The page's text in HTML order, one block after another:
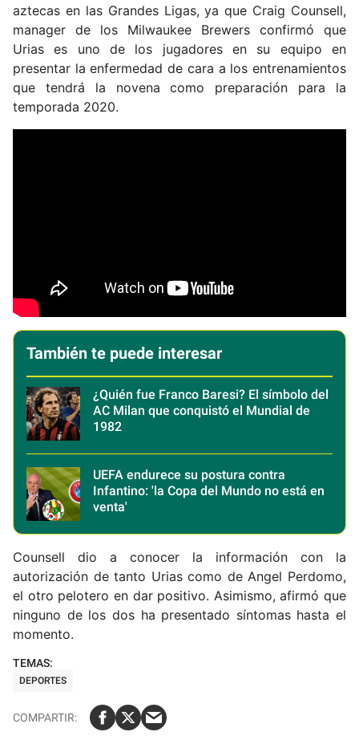
aztecas en las Grandes Ligas, ya que Craig Counsell,
manager de los Milwaukee Brewers confirmó que
Urias es uno de los jugadores en su equipo en
presentar la enfermedad de cara a los entrenamientos
que tendrá la novena como preparación para la
temporada 2020.
También te puede interesar
¿Quién fue Franco Baresi? El símbolo del
AC Milan que conquistó el Mundial de
1982
UEFA endurece su postura contra
Infantino: 'la Copa del Mundo no está en
venta'
Counsell dio a conocer la información con la
autorización de tanto Urias como de Angel Perdomo,
el otro pelotero en dar positivo. Asimismo, afirmó que
ninguno de los dos ha presentado síntomas hasta el
momento.
DEPORTES